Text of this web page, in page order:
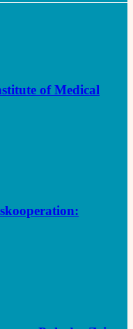
of Medical